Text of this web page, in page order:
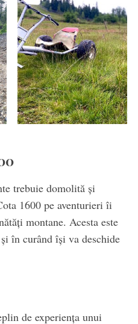
trebuie domolită și
1600 pe aventurieri îi
montane. Acesta este
în curând își va deschide
de experiența unui